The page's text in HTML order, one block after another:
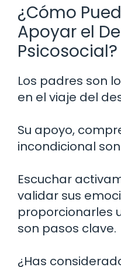
¿Cómo
Apoyar el
Psicosocial?
Los padres son
en el viaje del
Su apoyo,
incondicional
Escuchar
validar sus
proporcionarles
son pasos clave.
¿Has